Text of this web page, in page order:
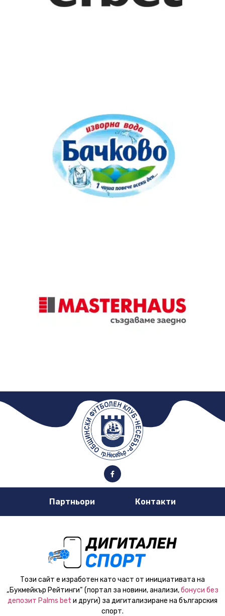
Партньори Контакти
Този сайт е изработен като част от инициативата на
„Букмейкър Рейтинги“ (портал за новини, анализи,бонуси без
депозит Palms bet и други) за дигитализиране на българския
спорт.